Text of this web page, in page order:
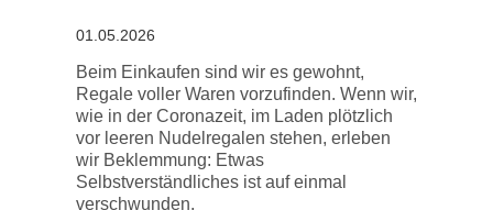
01.05.2026
Beim Einkaufen sind wir es gewohnt,
Regale voller Waren vorzufinden. Wenn wir,
wie in der Coronazeit, im Laden plötzlich
vor leeren Nudelregalen stehen, erleben
wir Beklemmung: Etwas
Selbstverständliches ist auf einmal
verschwunden.